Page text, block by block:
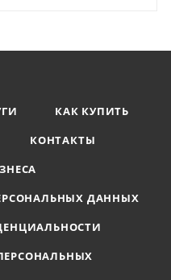
КАК КУПИТЬ
КОНТАКТЫ
ДАННЫХ